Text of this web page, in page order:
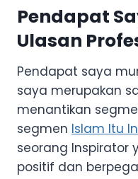
Pendapat
Ulasan
Pendapat saya
saya merupakan
menantikan
segmen Islam Itu
seorang Inspirator
positif dan